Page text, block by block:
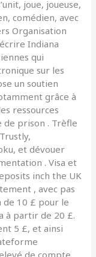
joue, joueuse,
comédien, avec
Organisation
Indiana
qui
sur les
un soutien
grâce à
ressources
de prison . Trèfle
et dévouer
. Visa et
inch the UK
, avec pas
de 10 £ pour le
à partir de 20 £.
5 £, et ainsi
de compte